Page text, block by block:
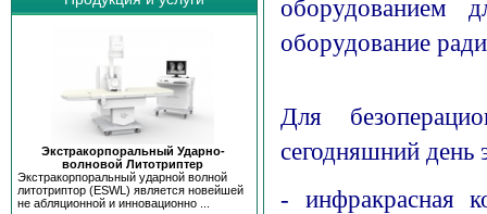
Экстракорпоральный Ударно-
волновой Литотриптер
Экстракорпоральный ударной волной
литотриптор (ESWL) является новейшей
не абляционной и инновационно ...
оборудованием
оборудование
Для
сегодняшний
- инфракрасная